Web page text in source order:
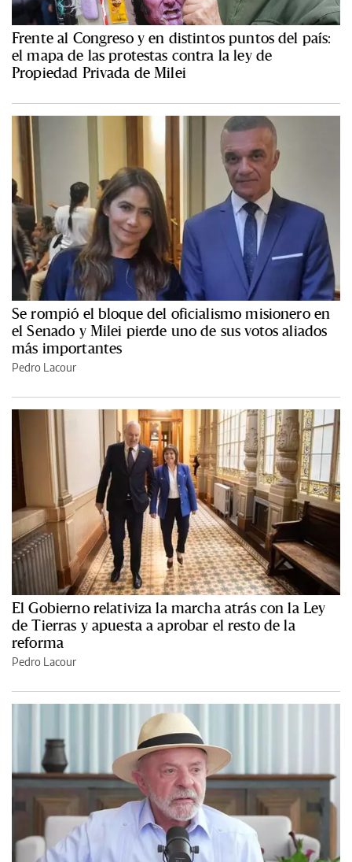
Frente al Congreso y en distintos puntos del país:
el mapa de las protestas contra la ley de
Propiedad Privada de Milei
Se rompió el bloque del oficialismo misionero en
el Senado y Milei pierde uno de sus votos aliados
más importantes
Pedro Lacour
El Gobierno relativiza la marcha atrás con la Ley
de Tierras y apuesta a aprobar el resto de la
reforma
Pedro Lacour